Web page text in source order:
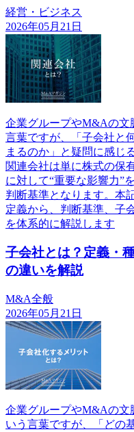
経営・ビジネス
2026年05月21日
企業グループやM&Aの文
言葉ですが、「子会社と
まるのか」と疑問に感じ
関連会社は単に株式の保
に対して“重要な影響力”
判断基準となります。本
定義から、判断基準、子
を体系的に解説します
子会社とは？定義・
の違いを解説
M&A全般
2026年05月21日
企業グループやM&Aの文
いう言葉ですが、「どの